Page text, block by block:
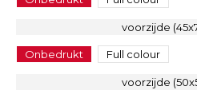
voorzijde
Onbedrukt Full colour
voorzijde